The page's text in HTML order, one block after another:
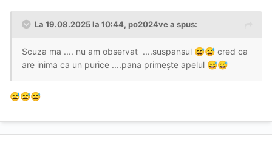
La 19.08.2025 la 10:44, po2024vea spus:
Scuza ma .... nu am observat ....suspansul 😅😅 cred ca
are inima ca un purice ....pana primește apelul 😅😅
😅😅😅